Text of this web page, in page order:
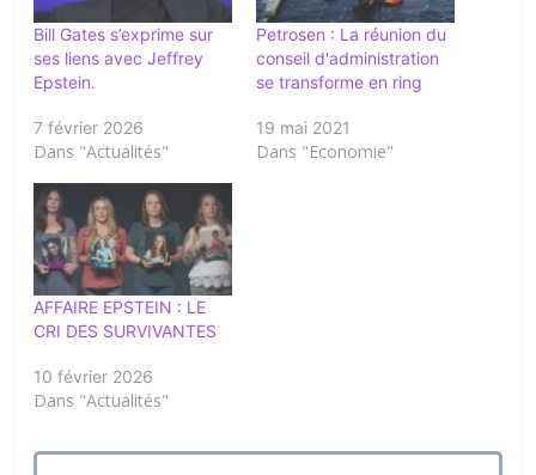
Bill Gates s’exprime sur
ses liens avec Jeffrey
Epstein.
7 février 2026
Dans "Actualités"
Petrosen : La réunion du
conseil d'administration
se transforme en ring
19 mai 2021
Dans "Economie"
AFFAIRE EPSTEIN : LE
CRI DES SURVIVANTES
10 février 2026
Dans "Actualités"